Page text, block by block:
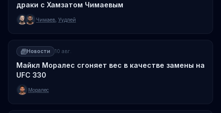
драки с Хамзатом Чимаевым
Чимаев Уудлей
Новости 10 авг.
Майкл Моралес сгоняет вес в качестве замены на
UFC 330
Моралес